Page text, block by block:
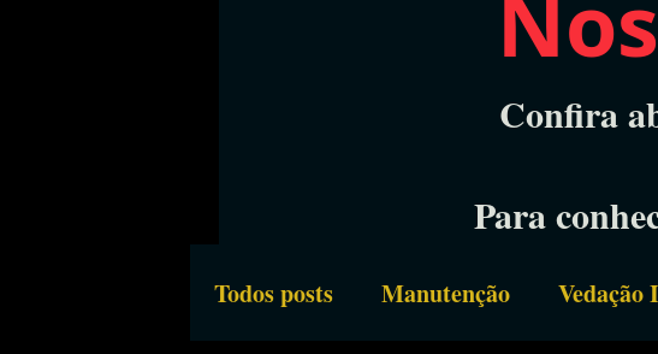
Confira
Para
Todos posts Manutenção Vedação